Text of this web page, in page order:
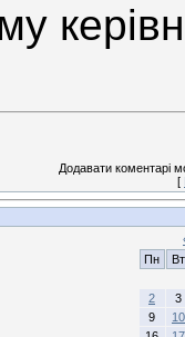
Додавати коментарі
[
Пн
Вт
2
3
9
10